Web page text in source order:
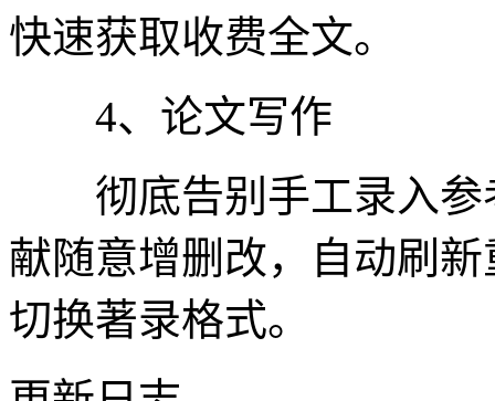
快速获取收费全文。
4、论文写作
彻底告别手工录入参
献随意增删改，自动刷
切换著录格式。